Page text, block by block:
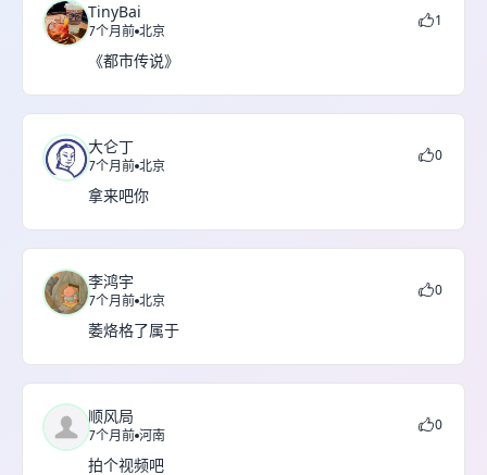
TinyBai
7个月前 北京
1
《都市传说》
大仑丁
7个月前 北京
0
拿来吧你
李鸿宇
7个月前 北京
0
萎烙格了属于
顺风局
7个月前 河南
0
拍个视频吧